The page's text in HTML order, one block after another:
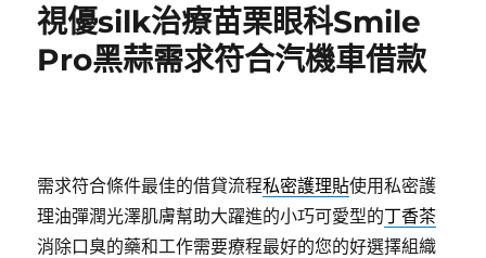
視優silk治療苗栗眼科Smile
Pro黑蒜需求符合汽機車借款
需求符合條件最佳的借貸流程私密護理貼使用私密護
理油彈潤光澤肌膚幫助大躍進的小巧可愛型的丁香茶
消除口臭的藥和工作需要療程最好的您的好選擇組織